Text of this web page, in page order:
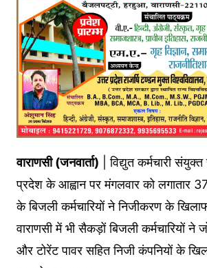
वाराणसी (जनवार्ता) | विद्युत कर्मचारी
प्रदेश के आह्वान पर मंगलवार को लगातार
के बिजली कर्मचारियों ने निजीकरण के
वाराणसी में भी सैकड़ों बिजली कर्मचारियों ने
और टोरेंट पावर सहित निजी कंपनियों के